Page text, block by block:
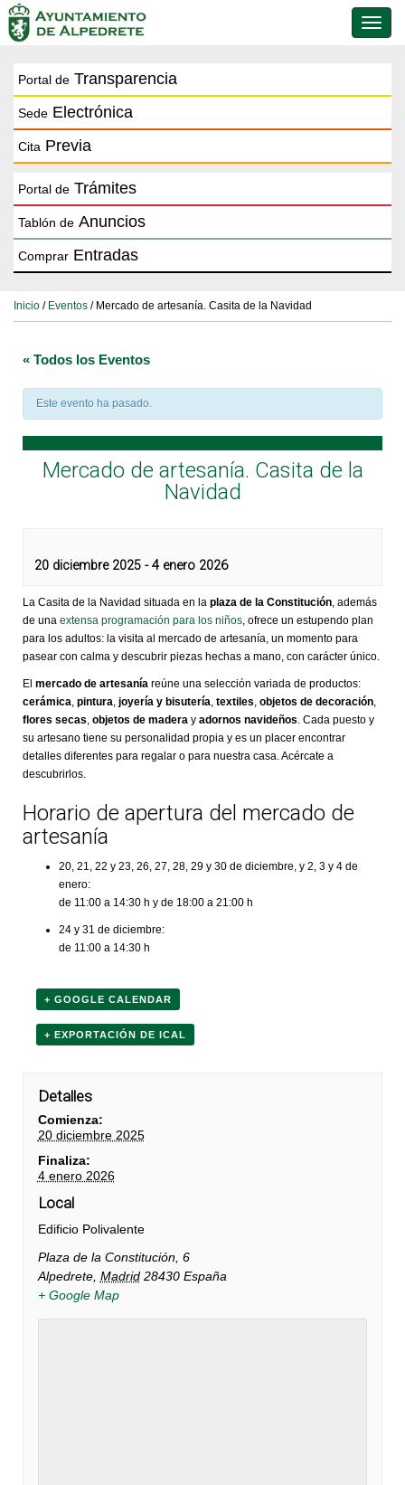
de
Portal de Transparencia
Sede Electrónica
Cita Previa
Portal de Trámites
Tablón de Anuncios
Comprar Entradas
Inicio / Eventos / Mercado de artesanía. Casita de la Navidad
« Todos los Eventos
Este evento ha pasado.
Mercado de artesanía. Casita de la
Navidad
20 diciembre 2025 -4 enero 2026
La Casita de la Navidad situada en la plaza de la Constitución, además
de una extensa programación para los niños, ofrece un estupendo plan
para los adultos: la visita al mercado de artesanía, un momento para
pasear con calma y descubrir piezas hechas a mano, con carácter único.
El mercado de artesanía reúne una selección variada de productos:
cerámica, pintura, joyería y bisutería, textiles, objetos de decoración,
flores secas, objetos de madera y adornos navideños. Cada puesto y
su artesano tiene su personalidad propia y es un placer encontrar
detalles diferentes para regalar o para nuestra casa. Acércate a
descubrirlos.
Horario de apertura del mercado de
artesanía
20, 21, 22 y 23, 26, 27, 28, 29 y 30 de diciembre, y 2, 3 y 4 de
enero:
de 11:00 a 14:30 h y de 18:00 a 21:00 h
24 y 31 de diciembre:
de 11:00 a 14:30 h
+ GOOGLE CALENDAR
+ EXPORTACIÓN DE ICAL
Detalles
Comienza:
20 diciembre 2025
Finaliza:
4 enero 2026
Local
Edificio Polivalente
Plaza de la Constitución, 6
Alpedrete, Madrid 28430 España
+ Google Map